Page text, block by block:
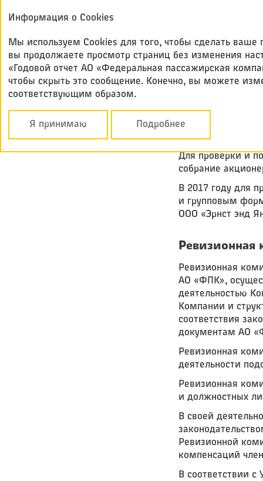
Годовой отчет
Корпоративное
Для проверки и
собрание
В 2017 году для
и групповым
ООО «Эрнст энд
Ревизионная
Ревизионная
АО «ФПК»,
деятельностью
Компании и
соответствия
документам АО
Ревизионная
деятельности
Ревизионная
и должностных
В своей
Ревизионной
компенсаций
В соответствии
Информация о Cookies
Мы используем Cookies для того, чтобы сделать
вы продолжаете просмотр страниц без изменения
«Годовой отчет АО «Федеральная пассажирская
чтобы скрыть это сообщение. Конечно, вы можете
соответствующим образом.
Я принимаю Подробнее